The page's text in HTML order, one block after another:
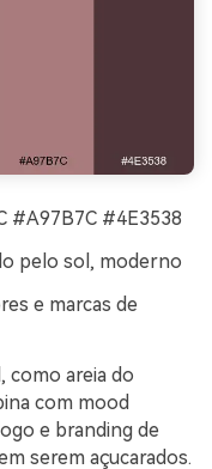
#A97B7C #4E3538
pelo sol, moderno
e marcas de
como areia do
com mood
e branding de
serem açucarados.